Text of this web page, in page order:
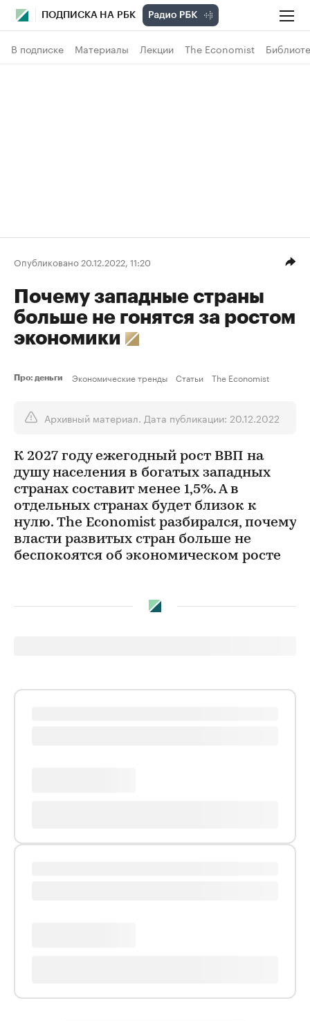
ПОДПИСКА НА РБК
В подписке Материалы Лекции The Economist
Опубликовано 20.12.2022, 11:20
Почему западные страны
больше не гонятся за ростом
экономики
Про: деньги Экономические тренды Статьи The Economist
Архивный материал. Дата публикации: 20.12.2022
К 2027 году ежегодный рост ВВП на
душу населения в богатых западных
странах составит менее 1,5%. А в
отдельных странах будет близок к
нулю. The Economist разбирался, почему
власти развитых стран больше не
беспокоятся об экономическом росте